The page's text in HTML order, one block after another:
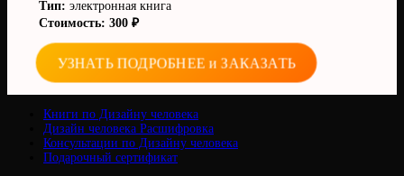
Тип: электронная книга
Стоимость: 300 ₽
УЗНАТЬ ПОДРОБНЕЕ и ЗАКАЗАТЬ
Книги по Дизайну человека
Дизайн человека Расшифровка
Консультации по Дизайну человека
Подарочный сертификат